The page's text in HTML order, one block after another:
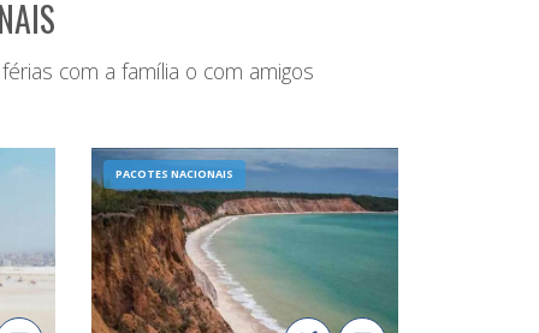
com a família o com amigos
PACOTES NACIONAIS